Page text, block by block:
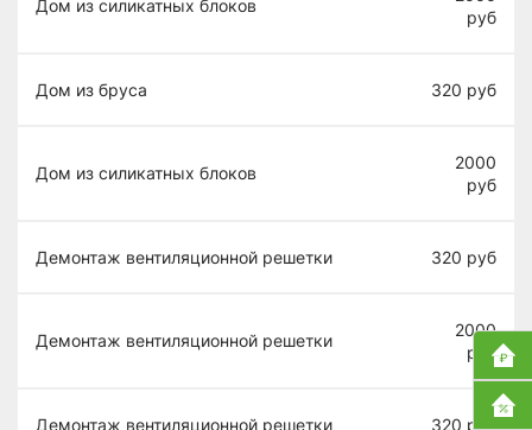
Дом из силикатных блоков
руб
Дом из бруса 320 руб
Дом из силикатных блоков
2000
руб
Демонтаж вентиляционной решетки 320 руб
Демонтаж вентиляционной решетки
2000
руб
Демонтаж вентиляционной решетки 320 руб